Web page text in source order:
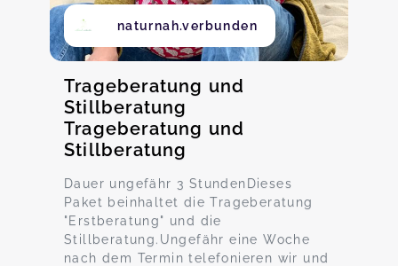
naturnah.verbunden
Trageberatung und
Stillberatung
Trageberatung und
Stillberatung
Dauer ungefähr 3 StundenDieses
Paket beinhaltet die Trageberatung
"Erstberatung" und die
Stillberatung.Ungefähr eine Woche
nach dem Termin telefonieren wir und